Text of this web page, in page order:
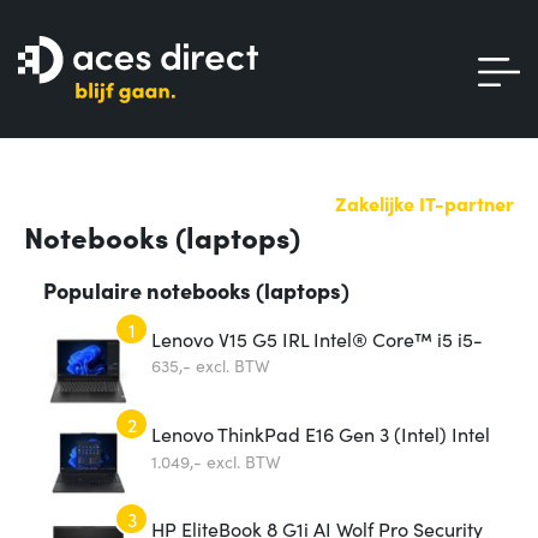
Zakelijke IT-partner
Notebooks (laptops)
Populaire notebooks (laptops)
1
Lenovo V15 G5 IRL Intel® Core™ i5 i5-
13420H Laptop 39,6 cm (15.6") Full HD
635,-excl. BTW
2
Lenovo ThinkPad E16 Gen 3 (Intel) Intel
Core Ultra 5 225U Laptop 40,6 cm (16")
1.049,-excl. BTW
3
HP EliteBook 8 G1i AI Wolf Pro Security